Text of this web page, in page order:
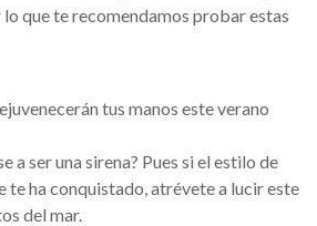
lo que te recomendamos probar estas
tus manos este verano
a ser una sirena? Pues si el estilo de
te ha conquistado, atrévete a lucir este
del mar.